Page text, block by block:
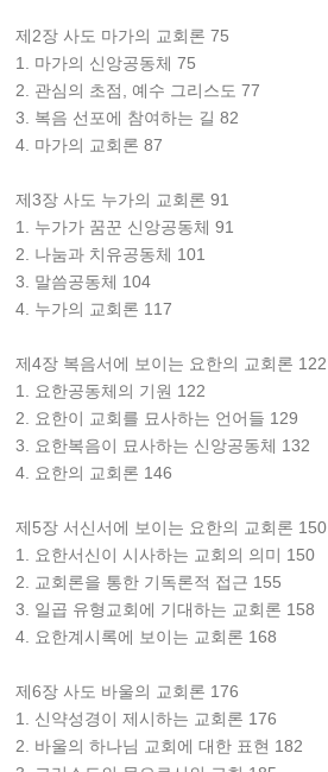
제2장 사도 마가의 교회론 75
1. 마가의 신앙공동체 75
2. 관심의 초점, 예수 그리스도 77
3. 복음 선포에 참여하는 길 82
4. 마가의 교회론 87
제3장 사도 누가의 교회론 91
1. 누가가 꿈꾼 신앙공동체 91
2. 나눔과 치유공동체 101
3. 말씀공동체 104
4. 누가의 교회론 117
제4장 복음서에 보이는 요한의 교회론 122
1. 요한공동체의 기원 122
2. 요한이 교회를 묘사하는 언어들 129
3. 요한복음이 묘사하는 신앙공동체 132
4. 요한의 교회론 146
제5장 서신서에 보이는 요한의 교회론 150
1. 요한서신이 시사하는 교회의 의미 150
2. 교회론을 통한 기독론적 접근 155
3. 일곱 유형교회에 기대하는 교회론 158
4. 요한계시록에 보이는 교회론 168
제6장 사도 바울의 교회론 176
1. 신약성경이 제시하는 교회론 176
2. 바울의 하나님 교회에 대한 표현 182